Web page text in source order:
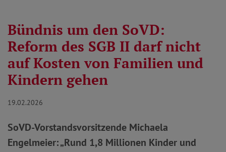
Bündnis um den SoVD:
Reform des SGB II darf nicht
auf Kosten von Familien und
Kindern gehen
19.02.2026
SoVD-Vorstandsvorsitzende Michaela
Engelmeier: „Rund 1,8 Millionen Kinder und